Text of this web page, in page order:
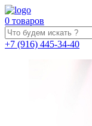
0 товаров
+7 (916) 445-34-40